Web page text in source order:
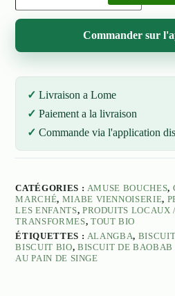
au
pain
singe
gingembre
Commander sur
Livraison a Lome
Paiement a la livraison
Commande via l'application
CATÉGORIES : AMUSE BOUCHES,
MARCHÉ, MIABE VIENNOISERIE,
LES ENFANTS, PRODUITS LOCAUX
TRANSFORMES, TOUT BIO
ÉTIQUETTES : ALANGBA,
BISCUIT BIO, BISCUIT DE BAOBAB
AU PAIN DE SINGE